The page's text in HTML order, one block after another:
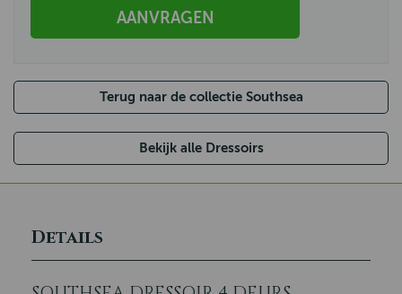
AANVRAGEN
Terug naar de collectie Southsea
Bekijk alle Dressoirs
Details